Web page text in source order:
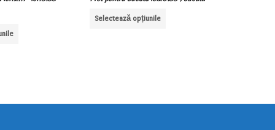
Selectează opțiunile